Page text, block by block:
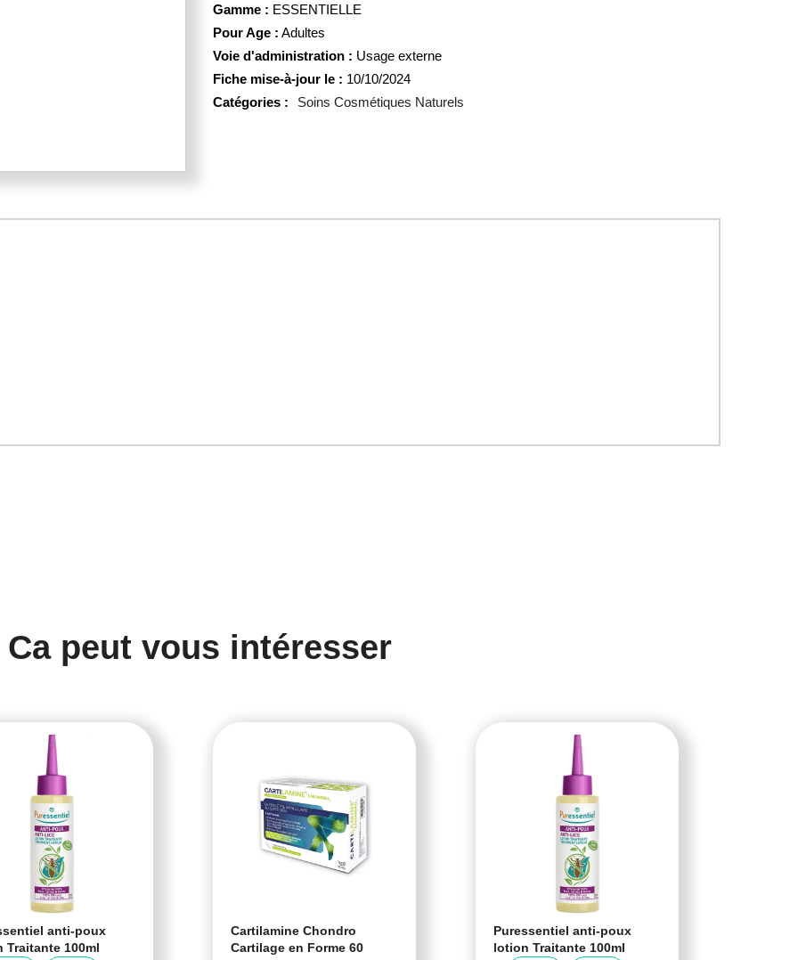
Gamme : ESSENTIELLE
Pour Age : Adultes
Voie d'administration : Usage externe
Fiche mise-à-jour le : 10/10/2024
Catégories :
Soins Cosmétiques Naturels
Ca peut vous intéresser
anti-poux
Traitante 100ml
Cartilamine Chondro
Cartilage en Forme 60
Puressentiel anti-poux
lotion Traitante 100ml